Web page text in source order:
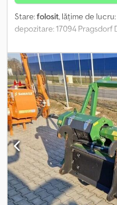
Stare:folosit, lăţime de lucru:
depozitare: 17094 Pragsdorf